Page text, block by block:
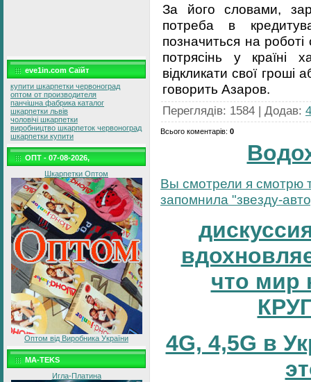
eve1in.com Саїйт
купити шкарпетки червоноград
оптом от производителя
панчішна фабрика каталог
шкарпетки львів
чоловічі шкарпетки
виробництво шкарпеток червоноград
шкарпетки купити
ОПТ - 07-08-2026,
Шкарпетки Оптом
Оптом від Виробника України
MA-TEKS
Игла-Платина
За його словами,
потреба в
позначиться на роботі
потрясінь у країні
відкликати свої
говорить Азаров.
Переглядів: 1584 | Додав:
Всього коментарів: 0
Вы смотрели я смотрю
запомнила "звезду-
что мир
4G, 4,5G в